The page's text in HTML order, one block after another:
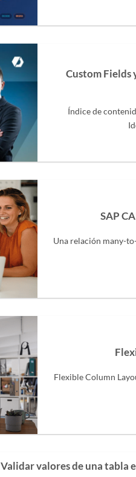
Custom Fields
Índice de
SAP
Una relación many-
Flexible Column
Validar valores de una tabla